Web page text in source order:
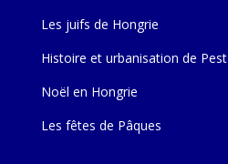
Les juifs de Hongrie
Histoire et urbanisation de Pest
Noël en Hongrie
Les fêtes de Pâques